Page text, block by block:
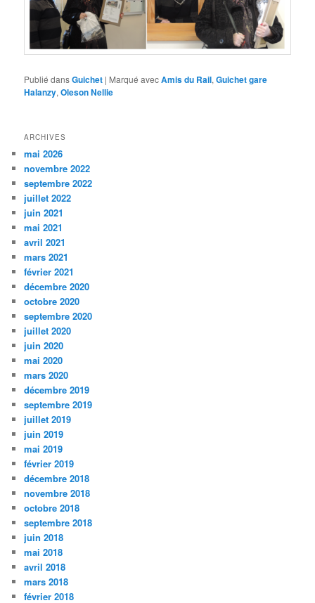
Publié dansGuichet | Marqué avecAmis du Rail,Guichet gare
Halanzy,Oleson Nellie
ARCHIVES
mai 2026
novembre 2022
septembre 2022
juillet 2022
juin 2021
mai 2021
avril 2021
mars 2021
février 2021
décembre 2020
octobre 2020
septembre 2020
juillet 2020
juin 2020
mai 2020
mars 2020
décembre 2019
septembre 2019
juillet 2019
juin 2019
mai 2019
février 2019
décembre 2018
novembre 2018
octobre 2018
septembre 2018
juin 2018
mai 2018
avril 2018
mars 2018
février 2018